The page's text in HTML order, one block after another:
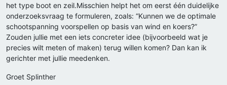
het type boot en zeil.Misschien helpt het om eerst één duidelijke
onderzoeksvraag te formuleren, zoals: “Kunnen we de optimale
schootspanning voorspellen op basis van wind en koers?”
Zouden jullie met een iets concreter idee (bijvoorbeeld wat je
precies wilt meten of maken) terug willen komen? Dan kan ik
gerichter met jullie meedenken.
Groet Splinther